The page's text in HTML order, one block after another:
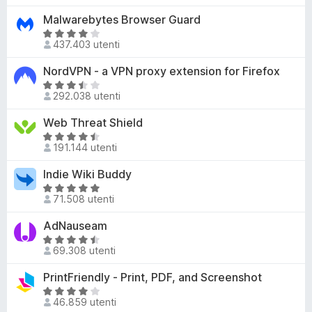
s
u
t
a
4
,
6
s
5
l
u
t
t
a
4
8
s
5
Malwarebytes Browser Guard
V
a
l
u
t
t
a
4
2
s
5
437.403 utenti
NordVPN - a VPN proxy extension for Firefox
V
a
l
u
t
a
3
7
s
5
292.038 utenti
Web Threat Shield
V
a
l
u
t
t
a
4
3
s
191.144 utenti
Indie Wiki Buddy
V
a
u
t
t
a
4
71.508 utenti
AdNauseam
V
a
l
u
t
69.308 utenti
PrintFriendly - Print, PDF, and Screenshot
V
a 46.859 utenti